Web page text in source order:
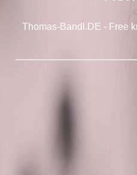
Thomas-Bandl.DE - Free